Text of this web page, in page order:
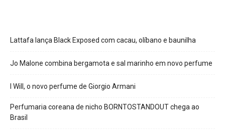
Lattafa lança Black Exposed com cacau, olíbano e baunilha
Jo Malone combina bergamota e sal marinho em novo perfume
I Will, o novo perfume de Giorgio Armani
Perfumaria coreana de nicho BORNTOSTANDOUT chega ao
Brasil